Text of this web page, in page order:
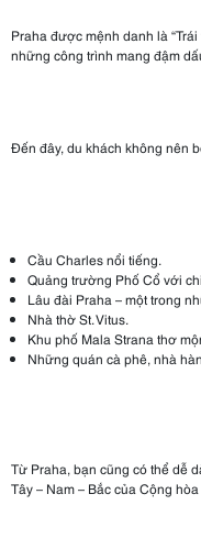
Praha được mệnh danh là
những công trình mang đậm
Đến đây, du khách không nên
Cầu Charles nổi tiếng.
Quảng trường Phố Cổ với
Lâu đài Praha – một trong
Nhà thờ St. Vitus.
Khu phố Mala Strana thơ
Những quán cà phê, nhà
Từ Praha, bạn cũng có thể dễ
Tây – Nam – Bắc của Cộng